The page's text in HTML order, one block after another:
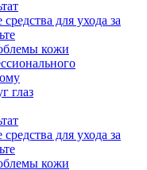
для ухода за
кожи
глаз
для ухода за
кожи